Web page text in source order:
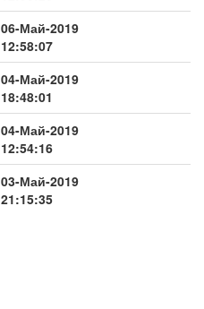
06-Май-2019
12:58:07
04-Май-2019
18:48:01
04-Май-2019
12:54:16
03-Май-2019
21:15:35